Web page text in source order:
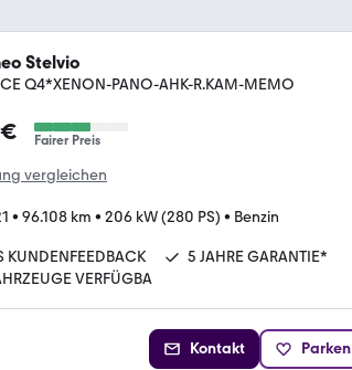
Stelvio
Q4*XENON-PANO-AHK-R.KAM-MEMO
Fairer Preis
vergleichen
• 96.108 km • 206 kW (280 PS) • Benzin
KUNDENFEEDBACK
5 JAHRE GARANTIE*
VERFÜGBA
Kontakt Parken